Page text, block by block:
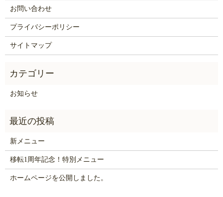
お問い合わせ
プライバシーポリシー
サイトマップ
お知らせ
新メニュー
移転1周年記念！特別メニュー
ホームページを公開しました。